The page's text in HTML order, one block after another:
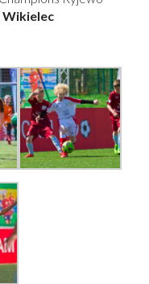
Wikielec